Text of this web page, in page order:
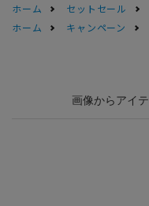
ホーム
セットセール
ホーム
キャンペーン